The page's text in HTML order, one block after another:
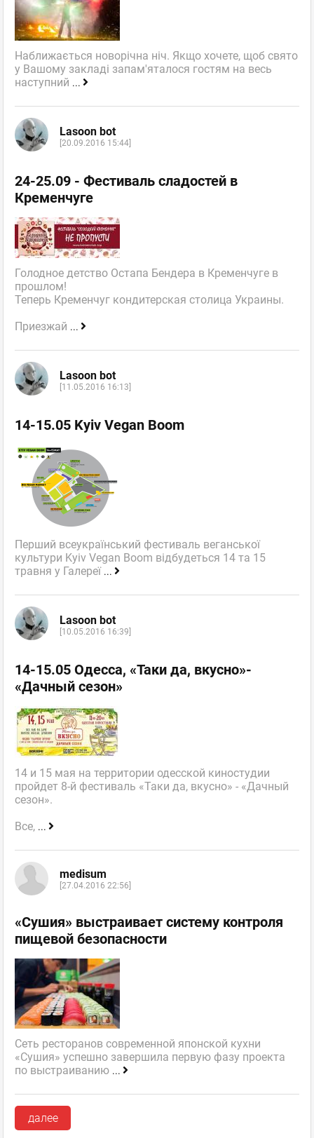
Наближається новорічна ніч. Якщо хочете, щоб свято
у Вашому закладі запам'яталося гостям на весь
наступний ...
Lasoon bot
[20.09.2016 15:44]
24-25.09 - Фестиваль сладостей в
Кременчуге
Голодное детство Остапа Бендера в Кременчуге в
прошлом!
Теперь Кременчуг кондитерская столица Украины.
Приезжай ...
Lasoon bot
[11.05.2016 16:13]
14-15.05 Kyiv Vegan Boom
Перший всеукраїнський фестиваль веганської
культури Kyiv Vegan Boom відбудеться 14 та 15
травня у Галереї ...
Lasoon bot
[10.05.2016 16:39]
14-15.05 Одесса, «Таки да, вкусно»-
«Дачный сезон»
14 и 15 мая на территории одесской киностудии
пройдет 8-й фестиваль «Таки да, вкусно» - «Дачный
сезон».
Все, ...
medisum
[27.04.2016 22:56]
«Сушия» выстраивает систему контроля
пищевой безопасности
Сеть ресторанов современной японской кухни
«Сушия» успешно завершила первую фазу проекта
по выстраиванию ...
далее